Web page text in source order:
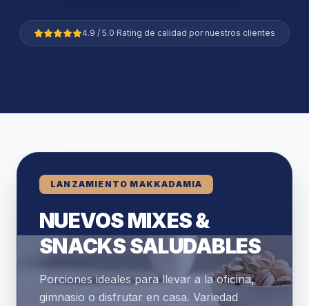
4.9 / 5.0 Rating de calidad por nuestros clientes
LANZAMIENTO MAKKADAMIA
NUEVOS MIXES &
SNACKS SALUDABLES
Porciones ideales para llevar a la oficina,
gimnasio o disfrutar en casa. Variedad